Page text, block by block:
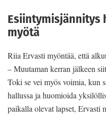
Esiintymisjännitys
myötä
Riia Ervasti myöntää, että
– Muutaman kerran jälkeen
Toki se vei myös voimia, kun
hallussa ja huomioida
paikalla olevat lapset, Ervasti